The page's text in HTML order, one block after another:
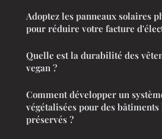
Adoptez les panneaux solaires
pour réduire votre facture
Quelle est la durabilité des
vegan ?
Comment développer un
végétalisées pour des
préservés ?